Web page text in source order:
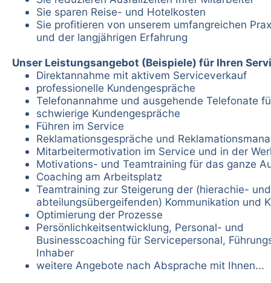
Sie sparen Reise- und Hotelkosten
Sie profitieren von unserem umfangreichen
und der langjährigen Erfahrung
Unser Leistungsangebot (Beispiele) für Ihren
Direktannahme mit aktivem Serviceverkauf
professionelle Kundengespräche
Telefonannahme und ausgehende Telefonate
schwierige Kundengespräche
Führen im Service
Reklamationsgespräche und
Mitarbeitermotivation im Service und in der
Motivations- und Teamtraining für das ganze
Coaching am Arbeitsplatz
Teamtraining zur Steigerung der (hierachie- und
abteilungsübergeifenden) Kommunikation und
Optimierung der Prozesse
Persönlichkeitsentwicklung, Personal- und
Businesscoaching für Servicepersonal,
Inhaber
weitere Angebote nach Absprache mit Ihnen...